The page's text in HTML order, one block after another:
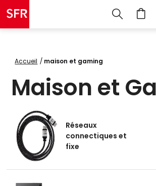
Accueil maison et gaming
Maison et
Réseaux
connectiques et
fixe